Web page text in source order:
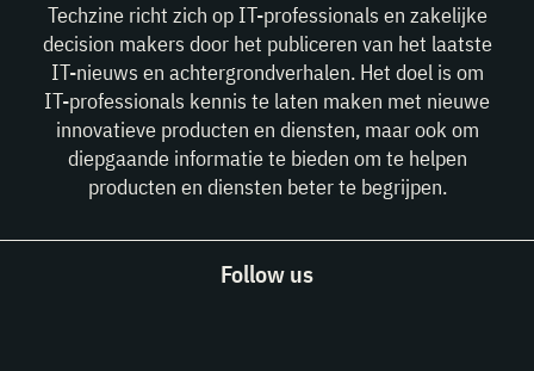
Techzine richt zich op IT-professionals en zakelijke
decision makers door het publiceren van het laatste
IT-nieuws en achtergrondverhalen. Het doel is om
IT-professionals kennis te laten maken met nieuwe
innovatieve producten en diensten, maar ook om
diepgaande informatie te bieden om te helpen
producten en diensten beter te begrijpen.
Follow us